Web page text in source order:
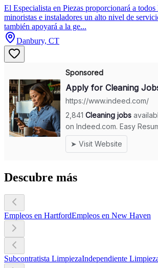
El Especialista en Piezas proporcionará a todos
minoristas e instaladores un alto nivel de
también apoyará a la ge...
Danbury, CT
Descubre más
Empleos en HartfordEmpleos en New Haven
Subcontratista LimpiezaIndependiente